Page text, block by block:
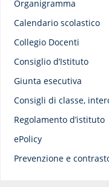
Organigramma
Calendario scolastico
Collegio Docenti
Consiglio d’Istituto
Giunta esecutiva
Consigli di classe,
Regolamento d’istituto
ePolicy
Prevenzione e